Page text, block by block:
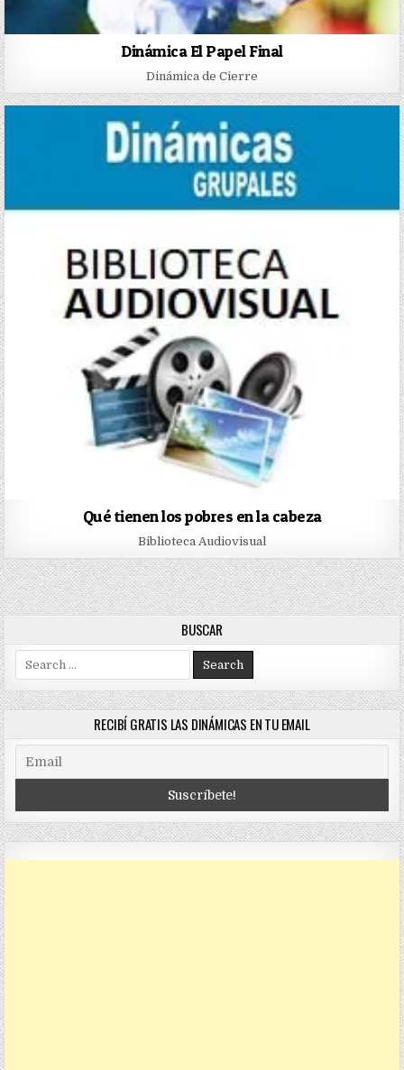
Dinámica El Papel Final
Dinámica de Cierre
Qué tienen los pobres en la cabeza
Biblioteca Audiovisual
BUSCAR
Search
for:
RECIBÍ GRATIS LAS DINÁMICAS EN TU EMAIL